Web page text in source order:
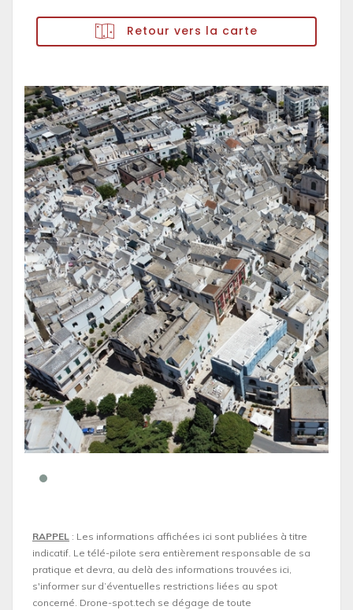
Retour vers la carte
RAPPEL : Les informations affichées ici sont publiées à titre
indicatif. Le télé-pilote sera entièrement responsable de sa
pratique et devra, au delà des informations trouvées ici,
s'informer sur d’éventuelles restrictions liées au spot
concerné. Drone-spot.tech se dégage de toute